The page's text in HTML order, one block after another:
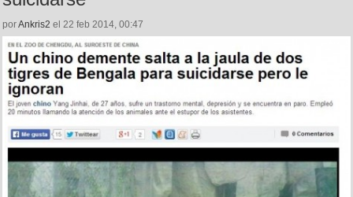
porAnkris2 el 22 feb 2014, 00:47